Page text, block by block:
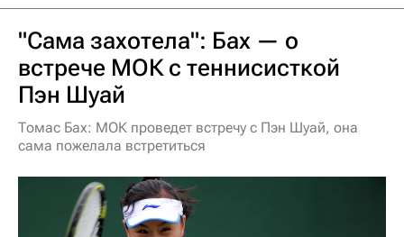
"Сама захотела": Бах — о
встрече МОК с теннисисткой
Пэн Шуай
Томас Бах: МОК проведет встречу с Пэн Шуай, она
сама пожелала встретиться